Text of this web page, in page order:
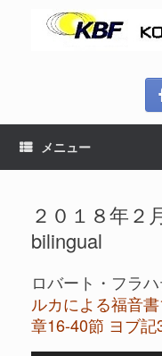
メニュー
２０１８年２
bilingual
ロバート・フラ
ルカによる福音
章16-40節 ヨブ